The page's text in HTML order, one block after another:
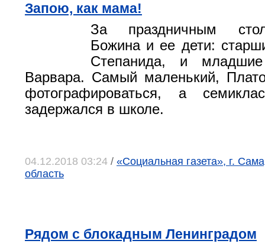
Запою, как мама!
За праздничным
Божина и ее дети:
Степанида, и
Варвара. Самый маленький,
фотографироваться, а
задержался в школе.
04.12.2018 03:24 / «Социальная газета», г.
область
Рядом с блокадным Ленинградом